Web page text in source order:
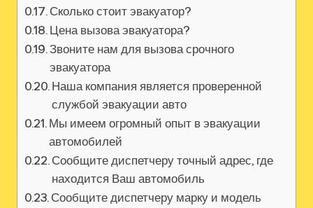
Сколько стоит эвакуатор?
Цена вызова эвакуатора?
Звоните нам для вызова срочного
эвакуатора
Наша компания является проверенной
службой эвакуации авто
Мы имеем огромный опыт в эвакуации
автомобилей
Сообщите диспетчеру точный адрес, где
находится Ваш автомобиль
Сообщите диспетчеру марку и модель